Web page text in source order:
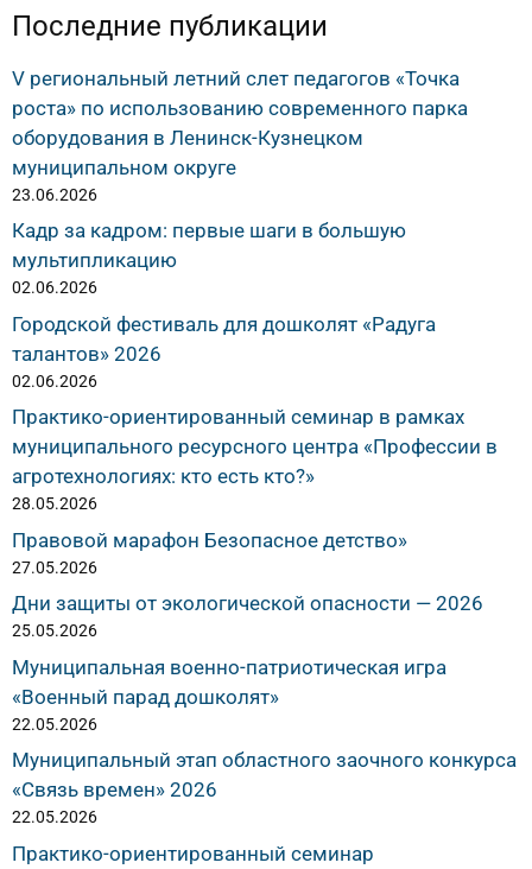
Последние публикации
V региональный летний слет педагогов «Точка
роста» по использованию современного парка
оборудования в Ленинск-Кузнецком
муниципальном округе
23.06.2026
Кадр за кадром: первые шаги в большую
мультипликацию
02.06.2026
Городской фестиваль для дошколят «Радуга
талантов» 2026
02.06.2026
Практико-ориентированный семинар в рамках
муниципального ресурсного центра «Профессии в
агротехнологиях: кто есть кто?»
28.05.2026
Правовой марафон Безопасное детство»
27.05.2026
Дни защиты от экологической опасности — 2026
25.05.2026
Муниципальная военно-патриотическая игра
«Военный парад дошколят»
22.05.2026
Муниципальный этап областного заочного конкурса
«Связь времен» 2026
22.05.2026
Практико-ориентированный семинар